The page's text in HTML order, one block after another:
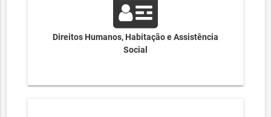
Direitos Humanos, Habitação e Assistência
Social